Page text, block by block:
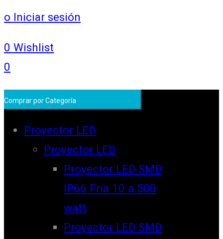
o Iniciar sesión
0 Wishlist
0
Comprar por Categoría
Proyector LED
Proyector LED
Proyector LED SMD
IP66 Fría 10 a 500
watt
Proyector LED SMD